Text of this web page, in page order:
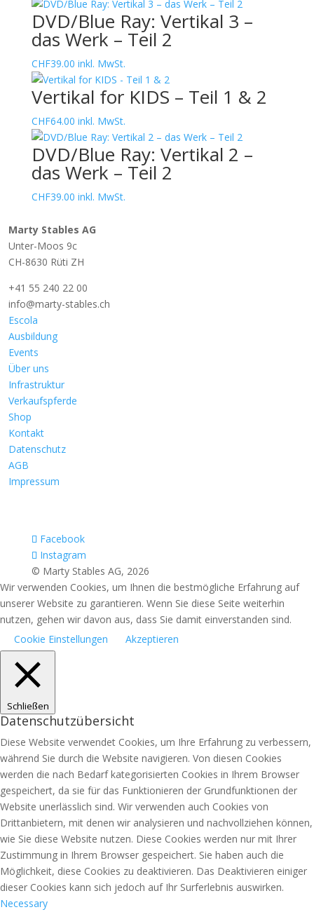
DVD/Blue Ray: Vertikal 3 –
das Werk – Teil 2
CHF39.00 inkl. MwSt.
Vertikal for KIDS – Teil 1 & 2
CHF64.00 inkl. MwSt.
DVD/Blue Ray: Vertikal 2 –
das Werk – Teil 2
CHF39.00 inkl. MwSt.
Marty Stables AG
Unter-Moos 9c
CH-8630 Rüti ZH
+41 55 240 22 00
info@marty-stables.ch
Escola
Ausbildung
Events
Über uns
Infrastruktur
Verkaufspferde
Shop
Kontakt
Datenschutz
AGB
Impressum
Facebook
Instagram
© Marty Stables AG, 2026
Wir verwenden Cookies, um Ihnen die bestmögliche Erfahrung auf
unserer Website zu garantieren. Wenn Sie diese Seite weiterhin
nutzen, gehen wir davon aus, dass Sie damit einverstanden sind.
Cookie Einstellungen
Akzeptieren
Schließen
Datenschutzübersicht
Diese Website verwendet Cookies, um Ihre Erfahrung zu verbessern,
während Sie durch die Website navigieren. Von diesen Cookies
werden die nach Bedarf kategorisierten Cookies in Ihrem Browser
gespeichert, da sie für das Funktionieren der Grundfunktionen der
Website unerlässlich sind. Wir verwenden auch Cookies von
Drittanbietern, mit denen wir analysieren und nachvollziehen können,
wie Sie diese Website nutzen. Diese Cookies werden nur mit Ihrer
Zustimmung in Ihrem Browser gespeichert. Sie haben auch die
Möglichkeit, diese Cookies zu deaktivieren. Das Deaktivieren einiger
dieser Cookies kann sich jedoch auf Ihr Surferlebnis auswirken.
Necessary